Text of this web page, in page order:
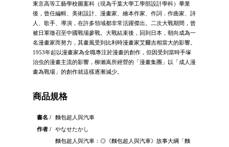
東京高等工藝學校圖案科（現為千葉大學工學部設計學科）畢業
後，曾任編輯、美術設計、漫畫家、繪本作家、作詞．作曲家、詩
人、歌手、導演，在許多領域都非常活躍傑出。二次大戰期間，曾
被日軍徵召至中國戰場參戰。大戰結束後，回到日本，朝向成為一
名漫畫家而努力，其畫風受到比利時漫畫家艾爾吉相當大的影響。
1953年起以漫畫家為全職專注於漫畫的創作，但因受到當時手塚
治虫的漫畫主流的影響，柳瀨嵩所經營的「漫畫集團」以「成人漫
畫為戰場」的創作就這樣逐漸減少。
商品規格
書名 /
麵包超人與汽車
作者 /
やなせたかし
麵包超人與汽車：◎《麵包超人與汽車》故事大綱「麵